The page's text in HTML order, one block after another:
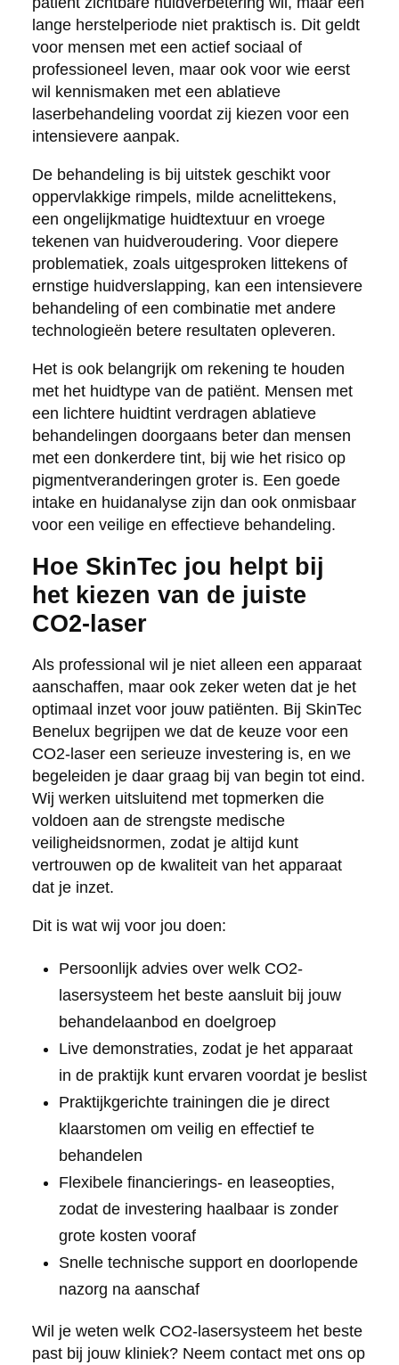
lange herstelperiode niet praktisch is. Dit geldt
voor mensen met een actief sociaal of
professioneel leven, maar ook voor wie eerst
wil kennismaken met een ablatieve
laserbehandeling voordat zij kiezen voor een
intensievere aanpak.
De behandeling is bij uitstek geschikt voor
oppervlakkige rimpels, milde acnelittekens,
een ongelijkmatige huidtextuur en vroege
tekenen van huidveroudering. Voor diepere
problematiek, zoals uitgesproken littekens of
ernstige huidverslapping, kan een intensievere
behandeling of een combinatie met andere
technologieën betere resultaten opleveren.
Het is ook belangrijk om rekening te houden
met het huidtype van de patiënt. Mensen met
een lichtere huidtint verdragen ablatieve
behandelingen doorgaans beter dan mensen
met een donkerdere tint, bij wie het risico op
pigmentveranderingen groter is. Een goede
intake en huidanalyse zijn dan ook onmisbaar
voor een veilige en effectieve behandeling.
Hoe SkinTec jou helpt bij
het kiezen van de juiste
CO2-laser
Als professional wil je niet alleen een apparaat
aanschaffen, maar ook zeker weten dat je het
optimaal inzet voor jouw patiënten. Bij SkinTec
Benelux begrijpen we dat de keuze voor een
CO2-laser een serieuze investering is, en we
begeleiden je daar graag bij van begin tot eind.
Wij werken uitsluitend met topmerken die
voldoen aan de strengste medische
veiligheidsnormen, zodat je altijd kunt
vertrouwen op de kwaliteit van het apparaat
dat je inzet.
Dit is wat wij voor jou doen:
Persoonlijk advies over welk CO2-
lasersysteem het beste aansluit bij jouw
behandelaanbod en doelgroep
Live demonstraties, zodat je het apparaat
in de praktijk kunt ervaren voordat je beslist
Praktijkgerichte trainingen die je direct
klaarstomen om veilig en effectief te
behandelen
Flexibele financierings- en leaseopties,
zodat de investering haalbaar is zonder
grote kosten vooraf
Snelle technische support en doorlopende
nazorg na aanschaf
Wil je weten welk CO2-lasersysteem het beste
past bij jouw kliniek? Neem contact met ons op